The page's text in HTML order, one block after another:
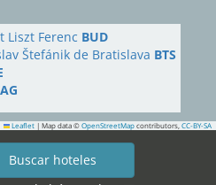
Leaflet | Map data © OpenStreetMap contributors, CC-BY-SA
Ferenc BUD
Štefánik de Bratislava BTS